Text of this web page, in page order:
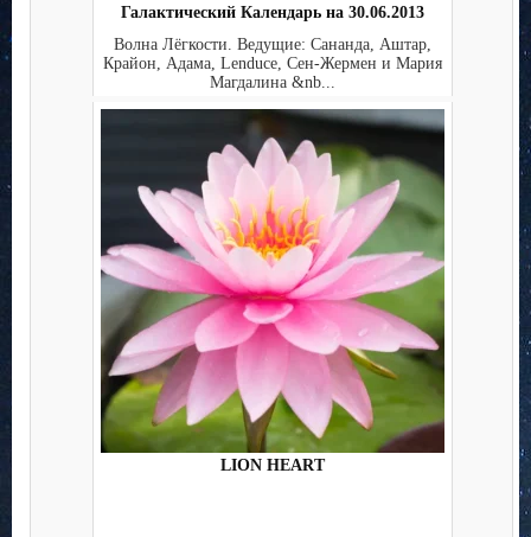
Галактический Календарь на 30.06.2013
Волна Лёгкости. Ведущие: Сананда, Аштар,
Крайон, Адама, Lenduce, Сен-Жермен и Мария
Магдалина &nb...
LION HEART